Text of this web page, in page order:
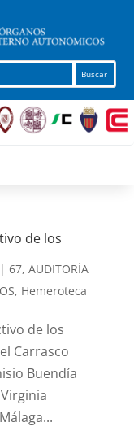
de los
67, AUDITORÍA
, Hemeroteca
de los
Carrasco
Buendía